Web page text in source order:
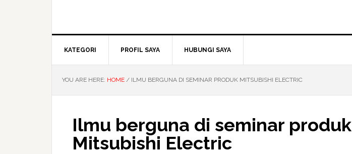
KATEGORI PROFIL SAYA HUBUNGI SAYA
YOU ARE HERE: HOME / ILMU BERGUNA DI SEMINAR PRODUK MITSUBISHI ELECTRIC
Ilmu berguna di seminar produk
Mitsubishi Electric